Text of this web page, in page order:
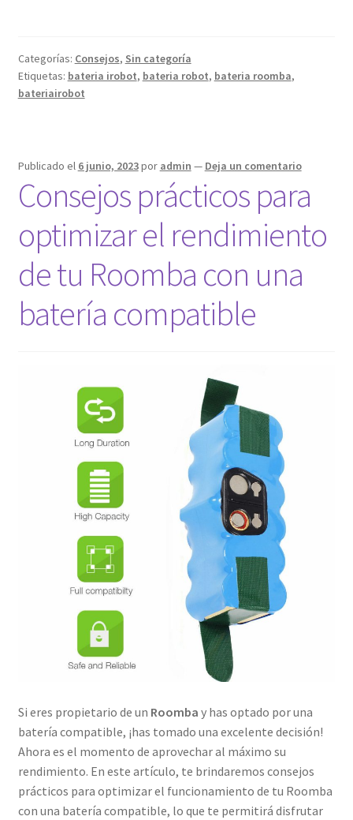
útil
de
tu
Roomba
iRobot
Categorías: Consejos, Sin categoría
Etiquetas: bateria irobot, bateria robot, bateria roomba,
bateriairobot
Publicado el 6 junio, 2023por admin — Deja un comentario
Consejos prácticos para
optimizar el rendimiento
de tu Roomba con una
batería compatible
Si eres propietario de un Roomba y has optado por una
batería compatible, ¡has tomado una excelente decisión!
Ahora es el momento de aprovechar al máximo su
rendimiento. En este artículo, te brindaremos consejos
prácticos para optimizar el funcionamiento de tu Roomba
con una batería compatible, lo que te permitirá disfrutar